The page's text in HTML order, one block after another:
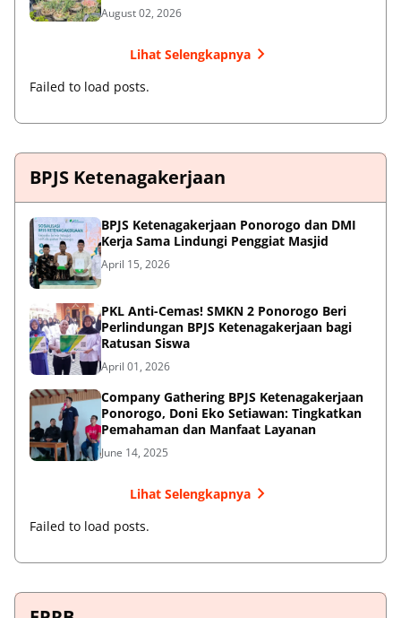
August 02, 2026
Lihat Selengkapnya
Failed to load posts.
BPJS Ketenagakerjaan
BPJS Ketenagakerjaan Ponorogo dan DMI
Kerja Sama Lindungi Penggiat Masjid
April 15, 2026
PKL Anti-Cemas! SMKN 2 Ponorogo Beri
Perlindungan BPJS Ketenagakerjaan bagi
Ratusan Siswa
April 01, 2026
Company Gathering BPJS Ketenagakerjaan
Ponorogo, Doni Eko Setiawan: Tingkatkan
Pemahaman dan Manfaat Layanan
June 14, 2025
Lihat Selengkapnya
Failed to load posts.